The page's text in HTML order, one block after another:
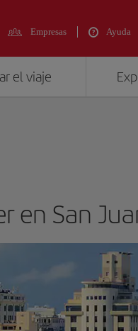
Empresas Ayuda
el viaje
en San